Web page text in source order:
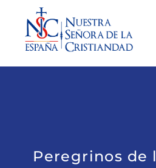
Peregrinos de